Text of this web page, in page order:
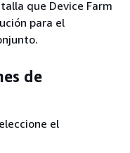
que Device Farm
para el
de
el